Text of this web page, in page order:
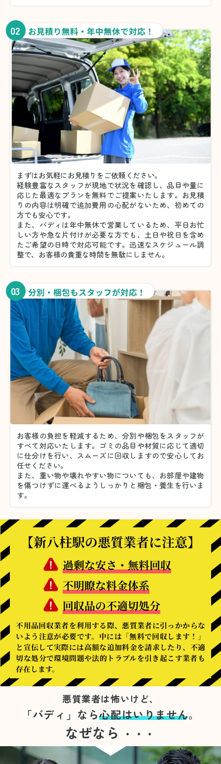
02 お見積り無料・年中無休で対応！
まずはお気軽にお見積りをご依頼ください。
経験豊富なスタッフが現地で状況を確認し、品目や量に
応じた最適なプランを無料でご提案いたします。お見積
りの内容は明確で追加費用の心配がないため、初めての
方でも安心です。
また、バディは年中無休で営業しているため、平日お忙
しい方や急な片付けが必要な方でも、土日や祝日を含め
たご希望の日時で対応可能です。迅速なスケジュール調
整で、お客様の貴重な時間を無駄にしません。
03 分別・梱包もスタッフが対応！
お客様の負担を軽減するため、分別や梱包をスタッフが
すべて対応いたします。 ゴミの品目や材質に応じて適切
に仕分けを行い、スムーズに回収しますので安心してお
任せください。
また、重い物や壊れやすい物についても、お部屋や建物
を傷つけずに運べるようしっかりと梱包・養生を行いま
す。
【新八柱駅の悪質業者に注意】
過剰な安さ・無料回収
不明瞭な料金体系
回収品の不適切処分
不用品回収業者を利用する際、悪質業者に引っかからな
いよう注意が必要です。中には「無料で回収します！」
と宣伝して実際には高額な追加料金を請求したり、不適
切な処分で環境問題や法的トラブルを引き起こす業者も
存在します。
悪質業者は怖いけど、
「バディ」なら心配はいりません。
なぜなら ・・・